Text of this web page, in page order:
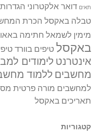
תאים דואר אלקטרוני
טבלה באקסל הכרת
מימין לשמאל חתימה
באקסל טיפים בוורד
אינטרנט לימודים
מחשבים ללמוד
למחשבים מורה פרטית
תאריכים באקסל
קטגוריות